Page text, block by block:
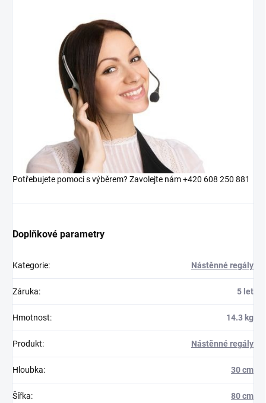
Potřebujete pomoci s výběrem? Zavolejte nám +420 608 250 881
Doplňkové parametry
Kategorie: Nástěnné regály
Záruka: 5 let
Hmotnost: 14.3 kg
Produkt: Nástěnné regály
Hloubka: 30 cm
Šířka: 80 cm